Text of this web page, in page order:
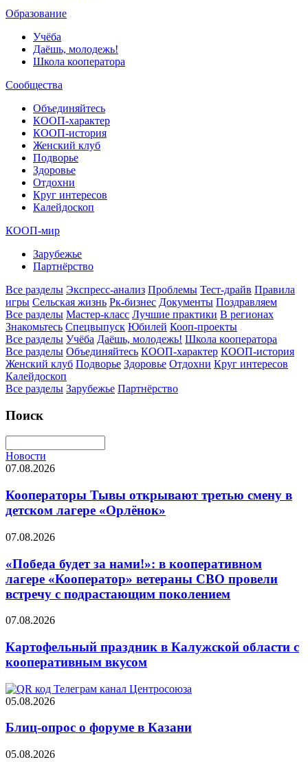
Образование
Учёба
Даёшь, молодежь!
Школа кооператора
Сообщества
Объединяйтесь
КООП-характер
КООП-история
Женский клуб
Подворье
Здоровье
Отдохни
Круг интересов
Калейдоскоп
КООП-мир
Зарубежье
Партнёрство
Все разделы Экспресс-анализ Проблемы Тест-драйв Правила
игры Сельская жизнь Рк-бизнес Документы Поздравляем
Все разделы Мастер-класс Лучшие практики В регионах
Знакомьтесь Спецвыпуск Юбилей Кооп-проекты
Все разделы Учёба Даёшь, молодежь! Школа кооператора
Все разделы Объединяйтесь КООП-характер КООП-история
Женский клуб Подворье Здоровье Отдохни Круг интересов
Калейдоскоп
Все разделы Зарубежье Партнёрство
Поиск
Новости
07.08.2026
Кооператоры Тывы открывают третью смену в
детском лагере «Орлёнок»
07.08.2026
«Победа будет за нами!»: в кооперативном
лагере «Кооператор» ветераны СВО провели
встречу с подрастающим поколением
07.08.2026
Картофельный праздник в Калужской области с
кооперативным вкусом
05.08.2026
Блиц-опрос о форуме в Казани
05.08.2026